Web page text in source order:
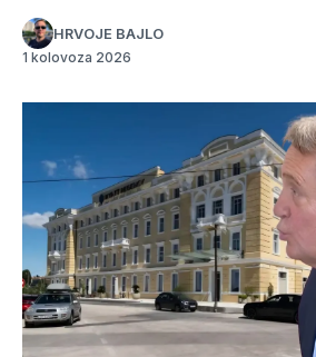
HRVOJE BAJLO
1 kolovoza 2026